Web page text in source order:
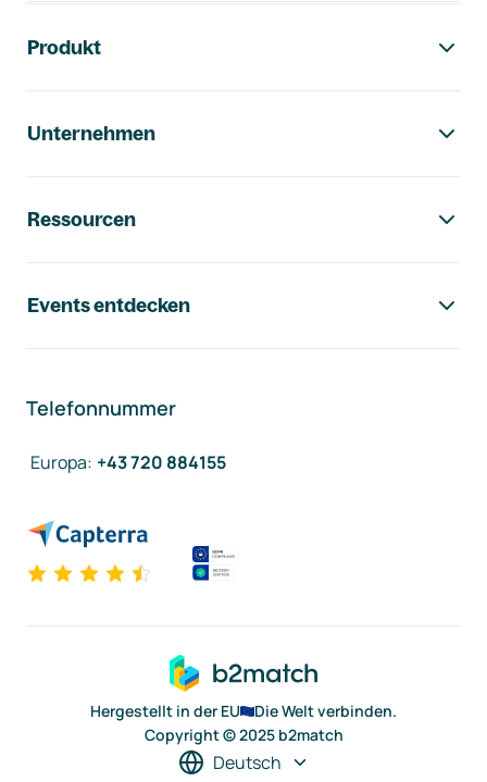
Produkt
Unternehmen
Ressourcen
Events entdecken
Telefonnummer
Europa: +43 720 884155
Hergestellt in der EU
Die Welt verbinden.
Copyright © 2025 b2match
Deutsch